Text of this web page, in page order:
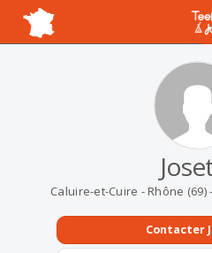
Caluire-et-Cuire - Rhône
Contacter